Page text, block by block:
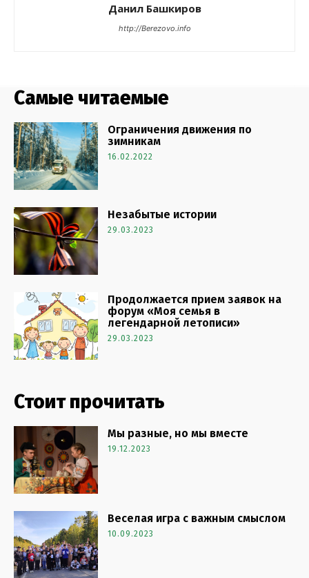
Данил Башкиров
http://Berezovo.info
Самые читаемые
Ограничения движения по
зимникам
16.02.2022
Незабытые истории
29.03.2023
Продолжается прием заявок на
форум «Моя семья в
легендарной летописи»
29.03.2023
Стоит прочитать
Мы разные, но мы вместе
19.12.2023
Веселая игра с важным смыслом
10.09.2023